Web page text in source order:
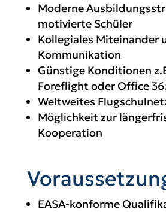
Moderne
motivierte Schüler
Kollegiales Miteinander
Kommunikation
Günstige Konditionen
Foreflight oder Office
Weltweites
Möglichkeit zur
Kooperation
EASA-konforme